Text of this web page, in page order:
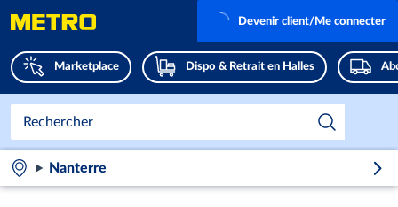
Marketplace Dispo & Retrait en Halles
Devenir client/Me connecter
Nanterre